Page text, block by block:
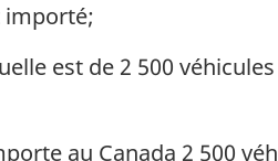
importé;
est de 2 500
au Canada 2 500